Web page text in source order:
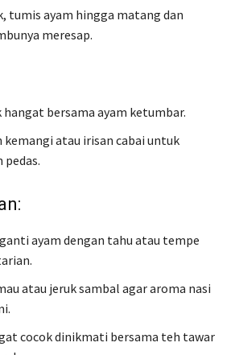
tumis ayam hingga matang dan
meresap.
hangat bersama ayam ketumbar.
kemangi atau irisan cabai untuk
pedas.
ayam dengan tahu atau tempe
atau jeruk sambal agar aroma nasi
cocok dinikmati bersama teh tawar